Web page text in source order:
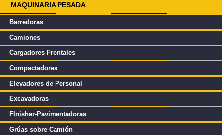
MAQUINARIA PESADA
Barredoras
Camiones
Cargadores Frontales
Compactadores
Elevadores de Personal
Excavadoras
FInisher-Pavimentadoras
Grúas sobre Camión